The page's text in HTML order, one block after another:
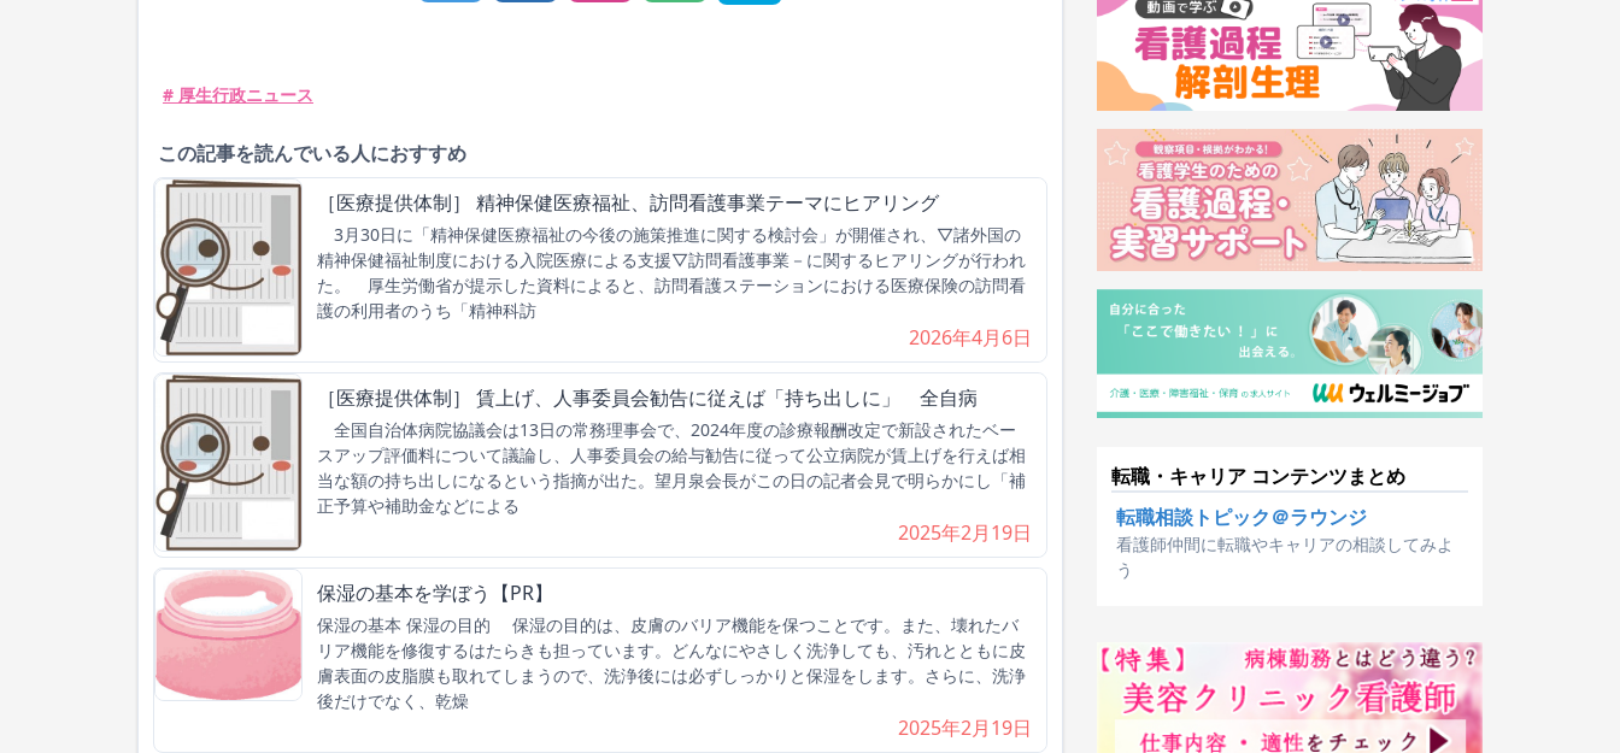
# 厚生行政ニュース
この記事を読んでいる人におすすめ
［医療提供体制］ 精神保健医療福祉、訪問看護事業テーマにヒアリング
3月30日に「精神保健医療福祉の今後の施策推進に関する検討会」が開催され、▽諸外国の
精神保健福祉制度における入院医療による支援▽訪問看護事業－に関するヒアリングが行われ
た。 厚生労働省が提示した資料によると、訪問看護ステーションにおける医療保険の訪問看
護の利用者のうち「精神科訪
2026年4月6日
［医療提供体制］ 賃上げ、人事委員会勧告に従えば「持ち出しに」 全自病
全国自治体病院協議会は13日の常務理事会で、2024年度の診療報酬改定で新設されたベー
スアップ評価料について議論し、人事委員会の給与勧告に従って公立病院が賃上げを行えば相
当な額の持ち出しになるという指摘が出た。望月泉会長がこの日の記者会見で明らかにし「補
正予算や補助金などによる
2025年2月19日
保湿の基本を学ぼう【PR】
保湿の基本 保湿の目的 保湿の目的は、皮膚のバリア機能を保つことです。また、壊れたバ
リア機能を修復するはたらきも担っています。どんなにやさしく洗浄しても、汚れとともに皮
膚表面の皮脂膜も取れてしまうので、洗浄後には必ずしっかりと保湿をします。さらに、洗浄
後だけでなく、乾燥
2025年2月19日
転職・キャリア コンテンツまとめ
転職相談トピック＠ラウンジ
看護師仲間に転職やキャリアの相談してみよ
う